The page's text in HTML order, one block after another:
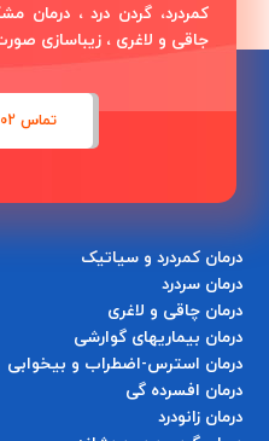
کمردرد، گردن درد ، درمان
جاقی و لاغری ، زیباسازی
تماس 09109117002
درمان کمردرد و سیاتیک
درمان سردرد
درمان چاقی ‌و لاغری
درمان بیماریهای گوارشی
درمان استرس-اضطراب و بیخوابی
درمان افسرده گی
درمان زانودرد